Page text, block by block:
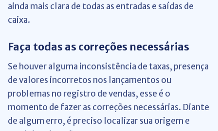
ainda mais clara de todas as entradas e saídas de
caixa.
Faça todas as correções necessárias
Se houver alguma inconsistência de taxas, presença
de valores incorretos nos lançamentos ou
problemas no registro de vendas, esse é o
momento de fazer as correções necessárias. Diante
de algum erro, é preciso localizar sua origem e